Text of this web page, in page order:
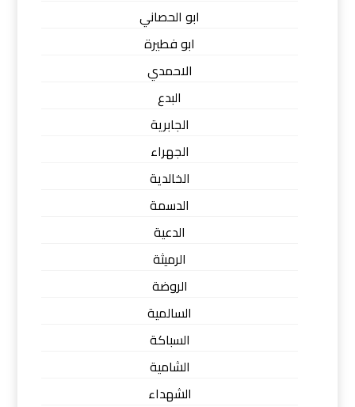
ابو الحصاني
ابو فطيرة
الاحمدي
البدع
الجابرية
الجهراء
الخالدية
الدسمة
الدعية
الرميثة
الروضة
السالمية
السباكة
الشامية
الشهداء